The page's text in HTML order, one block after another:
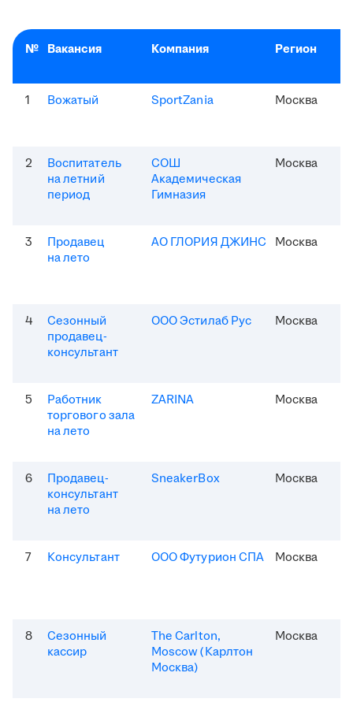
№ Вакансия Компания Регион
1 Вожатый SportZania Москва
2
Воспитатель
на летний
период
СОШ
Академическая
Гимназия
Москва
3
Продавец
на лето
АО ГЛОРИЯ ДЖИНС Москва
4
Сезонный
продавец-
консультант
ООО Эстилаб Рус Москва
5
Работник
торгового зала
на лето
ZARINA Москва
6
Продавец-
консультант
на лето
SneakerBox Москва
7 Консультант ООО Футурион СПА Москва
8
Сезонный
кассир
The Carlton,
Moscow (Карлтон
Москва)
Москва